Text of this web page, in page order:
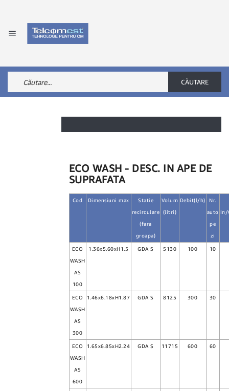

CĂUTARE
ECO WASH - DESC. IN APE DE
SUPRAFATA
Cod Dimensiuni max
Statie
recirculare
(fara
groapa)
Volum
(litri)
Debit(l/h)
Nr.
auto
pe
zi
In/
ECO
WASH
AS
100
1.36x5.60xH1.5 GDA S 5130 100 10
ECO
WASH
AS
300
1.46x6.18xH1.87 GDA S 8125 300 30
ECO
WASH
AS
600
1.65x6.85xH2.24 GDA S 11715 600 60